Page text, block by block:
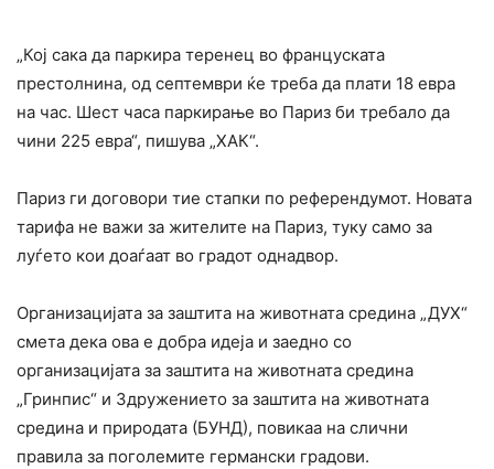
„Кој сака да паркира теренец во француската
престолнина, од септември ќе треба да плати 18 евра
на час. Шест часа паркирање во Париз би требало да
чини 225 евра“, пишува „ХАК“.
Париз ги договори тие стапки по референдумот. Новата
тарифа не важи за жителите на Париз, туку само за
луѓето кои доаѓаат во градот однадвор.
Организацијата за заштита на животната средина „ДУХ“
смета дека ова е добра идеја и заедно со
организацијата за заштита на животната средина
„Гринпис“ и Здружението за заштита на животната
средина и природата (БУНД), повикаа на слични
правила за поголемите германски градови.